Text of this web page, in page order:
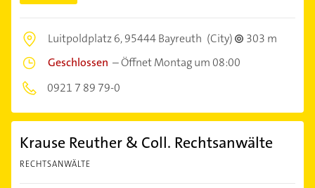
Luitpoldplatz 6,95444 Bayreuth (City)
303 m
Geschlossen –Öffnet Montag um 08:00
0921 7 89 79-0
Krause Reuther & Coll. Rechtsanwälte
RECHTSANWÄLTE